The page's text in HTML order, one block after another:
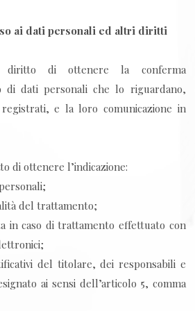
ai dati personali ed altri diritti
diritto di ottenere la conferma
di dati personali che lo riguardano,
e la loro comunicazione in
di ottenere l’indicazione:
del trattamento;
in caso di trattamento effettuato con
del titolare, dei responsabili e
ai sensi dell’articolo 5, comma